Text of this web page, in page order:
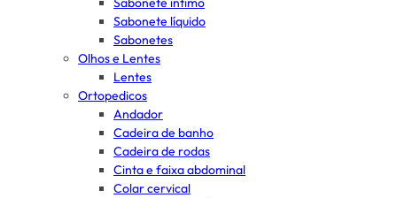
Sabonete líquido
Sabonetes
Olhos e Lentes
Lentes
Ortopedicos
Andador
Cadeira de banho
Cadeira de rodas
Cinta e faixa abdominal
Colar cervical